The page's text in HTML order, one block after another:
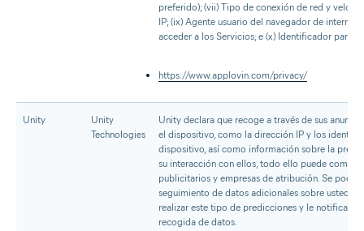
preferido); (vii) Tipo de conexión de red y
IP; (ix) Agente usuario del navegador de internet
acceder a los Servicios; e (x) Identificador para
https://www.applovin.com/privacy/
Unity
Unity
Technologies
Unity declara que recoge a través de sus
el dispositivo, como la dirección IP y los
dispositivo, así como información sobre la
su interacción con ellos, todo ello puede
publicitarios y empresas de atribución. Se podrá
seguimiento de datos adicionales sobre usted
realizar este tipo de predicciones y le
recogida de datos.